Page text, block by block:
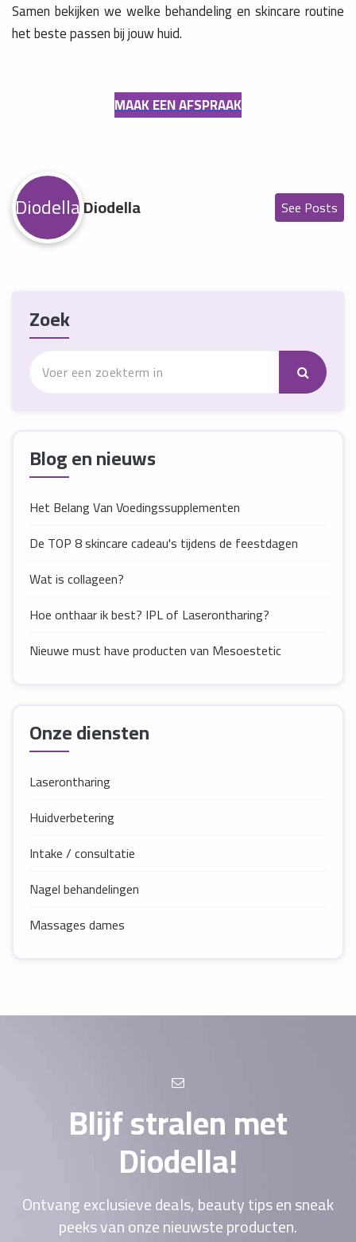
Samen bekijken we welke behandeling en skincare routine
het beste passen bij jouw huid.
MAAK EEN AFSPRAAK
DiodellaDiodella See Posts
Zoek
Blog en nieuws
Het Belang Van Voedingssupplementen
De TOP 8 skincare cadeau's tijdens de feestdagen
Wat is collageen?
Hoe onthaar ik best? IPL of Laserontharing?
Nieuwe must have producten van Mesoestetic
Onze diensten
Laserontharing
Huidverbetering
Intake / consultatie
Nagel behandelingen
Massages dames
Blijf stralen met
Diodella!
Ontvang exclusieve deals, beauty tips en sneak
peeks van onze nieuwste producten.